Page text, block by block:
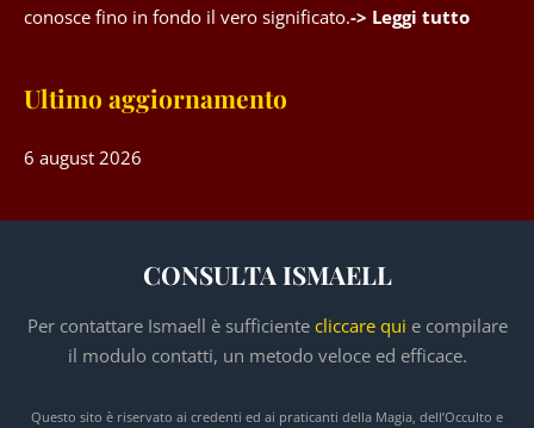
conosce fino in fondo il vero significato.-> Leggi tutto
Ultimo aggiornamento
6 august 2026
CONSULTA ISMAELL
Per contattare Ismaell è sufficiente cliccare qui e compilare
il modulo contatti, un metodo veloce ed efficace.
Questo sito è riservato ai credenti ed ai praticanti della Magia, dell’Occulto e